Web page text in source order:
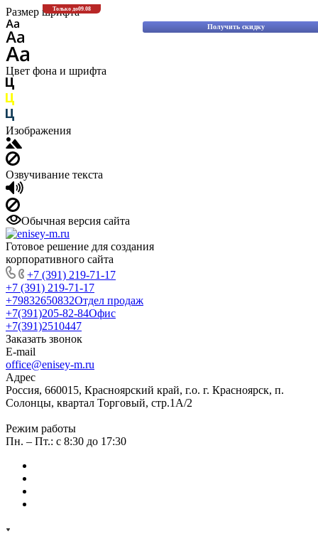
Только до09.08
Получить скидку
Размер шрифта
Цвет фона и шрифта
Изображения
Озвучивание текста
Обычная версия сайта
Готовое решение для создания
корпоративного сайта
+7 (391) 219-71-17
+7 (391) 219-71-17
+79832650832Отдел продаж
+7(391)205-82-84Офис
+7(391)2510447
Заказать звонок
E-mail
office@enisey-m.ru
Адрес
Россия, 660015, Красноярский край, г.о. г. Красноярск, п.
Солонцы, квартал Торговый, стр.1А/2
Режим работы
Пн. – Пт.: c 8:30 до 17:30